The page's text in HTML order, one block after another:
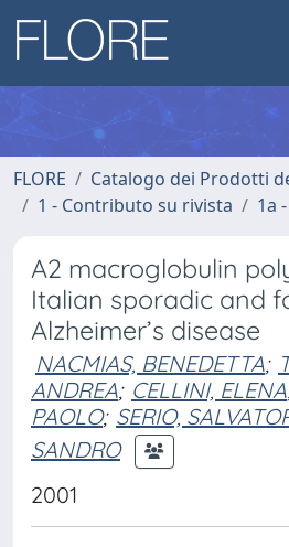
FLORE
Catalogo dei Prodotti
1 - Contributo su rivista
1a
A2 macroglobulin
Italian sporadic and
Alzheimer’s disease
NACMIAS, BENEDETTA;
ANDREA; CELLINI, ELENA
PAOLO; SERIO,
SANDRO
2001